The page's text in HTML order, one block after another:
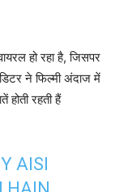
हो रहा है, जिसपर
ने फिल्मी अंदाज में
होती रहती हैं
AISI